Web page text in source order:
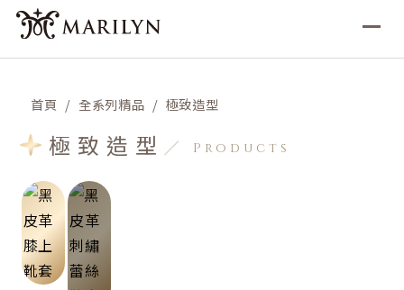
極致造型 Products
首頁 全系列精品 極致造型
黑 皮革刺繡蕾絲靴套
獨一無二的皮革刺繡蕾絲靴套，典雅刺繡設計，細膩的
縫製工法，率性中更透露完美講究。